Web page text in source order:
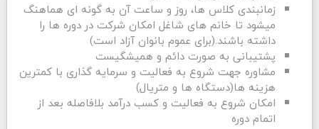
زمانبندی کلاس ها، روز و ساعت آن به گونه ای هماهنگ
میشود تا خانم های شاغل امکان شرکت در دوره ها را
داشته باشند.(برای عموم بانوان آزاد است)
پشتیبانی به صورت دائم و همیشگیست
مشاوره جهت شروع به فعالیت و سرمایه گذاری با کمترین
هزینه ها(دستگاه ها و متریال)
امکان شروع به فعالیت و کسب درآمد بلافاصله بعد از
اتمام دوره